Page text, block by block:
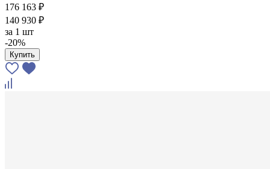
176 163 ₽
140 930 ₽
за 1 шт
-20%
Купить